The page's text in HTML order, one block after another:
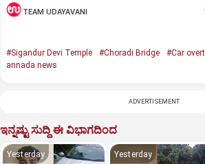
TEAM UDAYAVANI
#Sigandur Devi Temple #Choradi Bridge #Car
annada news
ADVERTISEMENT
ಇನ್ನಷ್ಟು ಸುದ್ದಿ ಈ ವಿಭಾಗದಿಂದ
Yesterday Yesterday